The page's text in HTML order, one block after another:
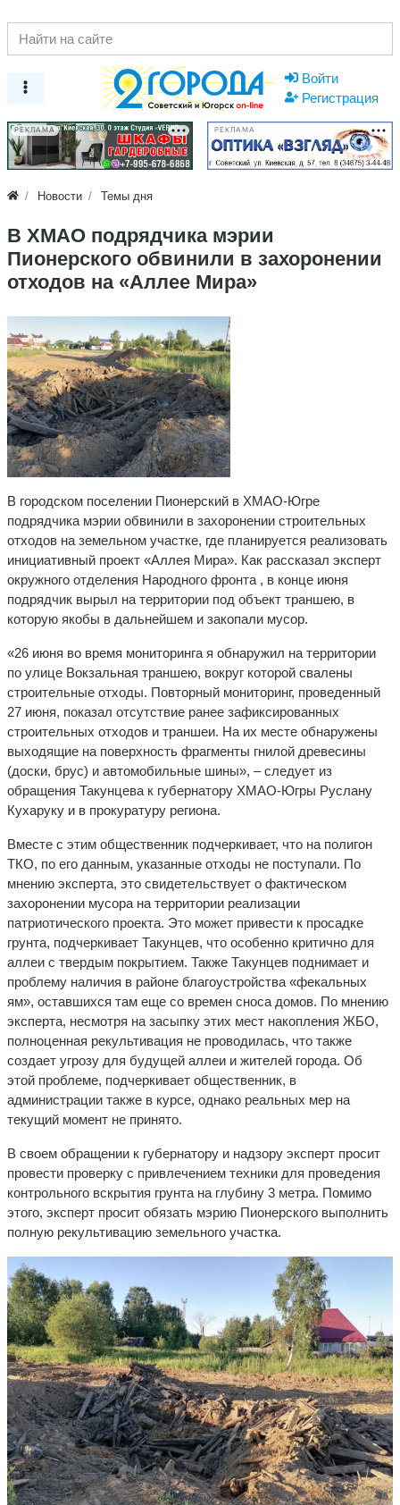
Войти
Регистрация
РЕКЛАМА РЕКЛАМА
Новости Темы дня
В ХМАО подрядчика мэрии
Пионерского обвинили в захоронении
отходов на «Аллее Мира»
В городском поселении Пионерский в ХМАО-Югре
подрядчика мэрии обвинили в захоронении строительных
отходов на земельном участке, где планируется реализовать
инициативный проект «Аллея Мира». Как рассказал эксперт
окружного отделения Народного фронта , в конце июня
подрядчик вырыл на территории под объект траншею, в
которую якобы в дальнейшем и закопали мусор.
«26 июня во время мониторинга я обнаружил на территории
по улице Вокзальная траншею, вокруг которой свалены
строительные отходы. Повторный мониторинг, проведенный
27 июня, показал отсутствие ранее зафиксированных
строительных отходов и траншеи. На их месте обнаружены
выходящие на поверхность фрагменты гнилой древесины
(доски, брус) и автомобильные шины», – следует из
обращения Такунцева к губернатору ХМАО-Югры Руслану
Кухаруку и в прокуратуру региона.
Вместе с этим общественник подчеркивает, что на полигон
ТКО, по его данным, указанные отходы не поступали. По
мнению эксперта, это свидетельствует о фактическом
захоронении мусора на территории реализации
патриотического проекта. Это может привести к просадке
грунта, подчеркивает Такунцев, что особенно критично для
аллеи с твердым покрытием. Также Такунцев поднимает и
проблему наличия в районе благоустройства «фекальных
ям», оставшихся там еще со времен сноса домов. По мнению
эксперта, несмотря на засыпку этих мест накопления ЖБО,
полноценная рекультивация не проводилась, что также
создает угрозу для будущей аллеи и жителей города. Об
этой проблеме, подчеркивает общественник, в
администрации также в курсе, однако реальных мер на
текущий момент не принято.
В своем обращении к губернатору и надзору эксперт просит
провести проверку с привлечением техники для проведения
контрольного вскрытия грунта на глубину 3 метра. Помимо
этого, эксперт просит обязать мэрию Пионерского выполнить
полную рекультивацию земельного участка.